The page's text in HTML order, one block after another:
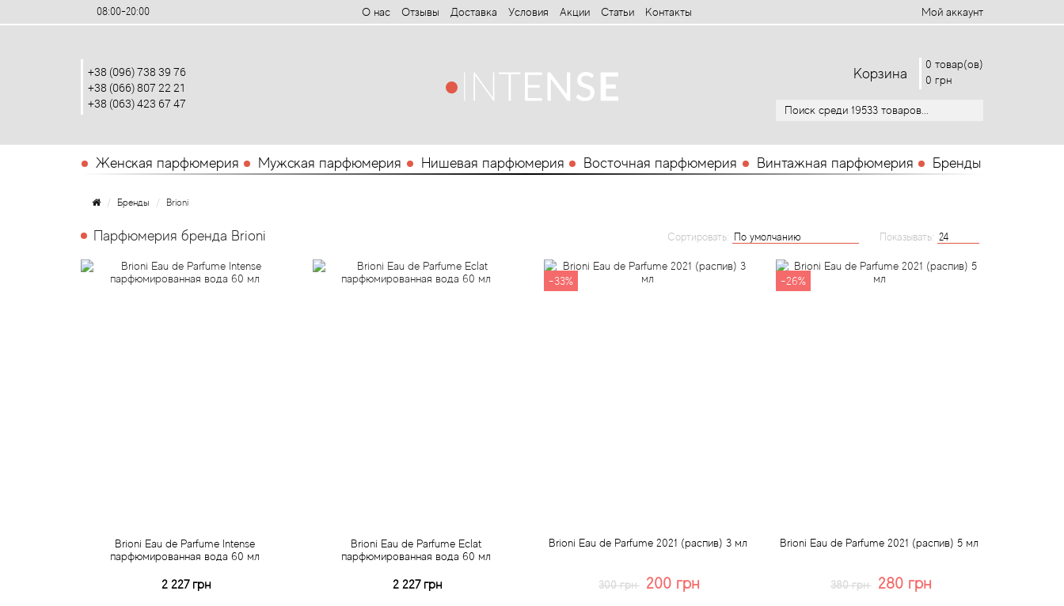
08:00-20:00 О нас Отзывы Доставка Условия Aкции Статьи Контакты Мой аккаунт
+38 (096) 738 39 76
+38 (066) 807 22 21
+38 (063) 423 67 47
Корзина
0 товар(ов)
0 грн
Женская парфюмерия Мужская парфюмерия Нишевая парфюмерия Восточная парфюмерия Винтажная парфюмерия Бренды
Бренды Brioni
Парфюмерия бренда Brioni Сортировать: Показывать:
Brioni Eau de Parfume Intense
парфюмированная вода 60 мл
2 227 грн
Brioni Eau de Parfume Eclat
парфюмированная вода 60 мл
2 227 грн
-33%
Brioni Eau de Parfume 2021 (распив) 3 мл
300 грн 200 грн
-26%
Brioni Eau de Parfume 2021 (распив) 5 мл
380 грн 280 грн